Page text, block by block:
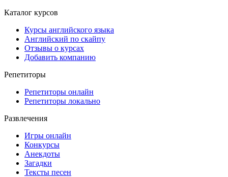
Каталог курсов
Курсы английского языка
Английский по скайпу
Отзывы о курсах
Добавить компанию
Репетиторы
Репетиторы онлайн
Репетиторы локально
Развлечения
Игры онлайн
Конкурсы
Анекдоты
Загадки
Тексты песен